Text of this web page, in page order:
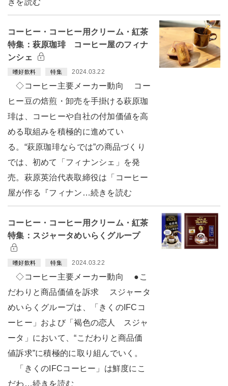
コーヒー・コーヒー用クリーム・紅茶
特集：萩原珈琲 コーヒー屋のフィナ
ンシェ
嗜好飲料 特集 2024.03.22
◇コーヒー主要メーカー動向 コー
ヒー豆の焙煎・卸売を手掛ける萩原珈
琲は、コーヒーや自社の付加価値を高
める取組みを積極的に進めてい
る。“萩原珈琲ならでは”の商品づくり
では、初めて「フィナンシェ」を発
売。萩原英治代表取締役は「コーヒー
屋が作る『フィナン…続きを読む
コーヒー・コーヒー用クリーム・紅茶
特集：スジャータめいらくグループ
嗜好飲料 特集 2024.03.22
◇コーヒー主要メーカー動向 ●こ
だわりと商品価値を訴求 スジャータ
めいらくグループは、「きくのIFCコ
ーヒー」および「褐色の恋人 スジャ
ータ」において、“こだわりと商品価
値訴求”に積極的に取り組んでいく。
「きくのIFCコーヒー」は鮮度にこ
だわ…続きを読む